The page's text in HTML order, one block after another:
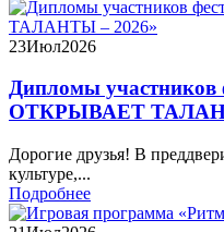
23Июл2026
Дипломы
ОТКРЫВАЕТ
Дорогие друзья! В
культуре,...
Подробнее